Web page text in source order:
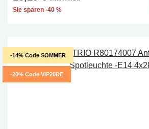
Sie sparen -40 %
-14% Code SOMMER
-20% Code VIP20DE